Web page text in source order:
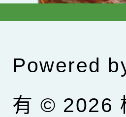
Powered
有 © 2026